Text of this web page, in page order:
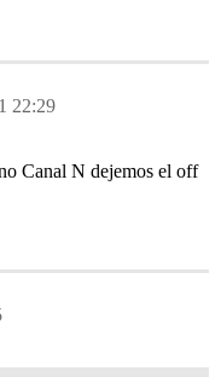
22:29
Canal N dejemos el off